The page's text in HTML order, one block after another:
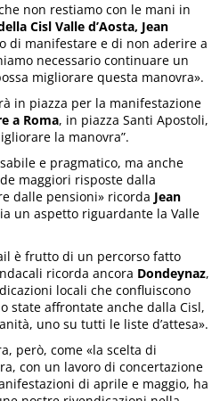
non restiamo con le mani in
Cisl Valle d’Aosta, Jean
di manifestare e di non aderire a
necessario continuare un
migliorare questa manovra».
in piazza per la manifestazione
a Roma, in piazza Santi Apostoli,
la manovra”.
e pragmatico, ma anche
maggiori risposte dalla
dalle pensioni» ricorda Jean
un aspetto riguardante la Valle
è frutto di un percorso fatto
ricorda ancora Dondeynaz,
locali che confluiscono
state affrontate anche dalla Cisl,
uno su tutti le liste d’attesa».
però, come «la scelta di
con un lavoro di concertazione
di aprile e maggio, ha